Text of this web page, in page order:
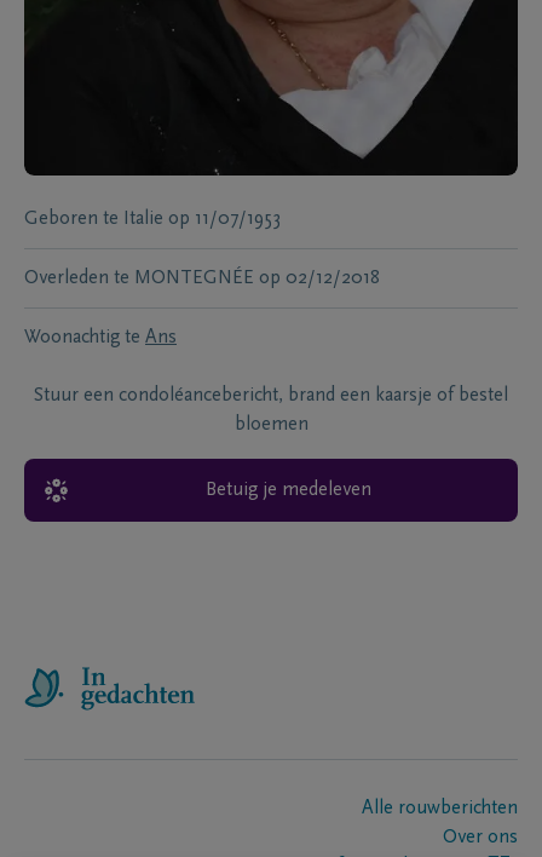
Geboren te Italie op 11/07/1953
Overleden te MONTEGNÉE op 02/12/2018
Woonachtig te Ans
Stuur een condoléancebericht, brand een kaarsje of bestel
bloemen
Betuig je medeleven
Alle rouwberichten
Over ons